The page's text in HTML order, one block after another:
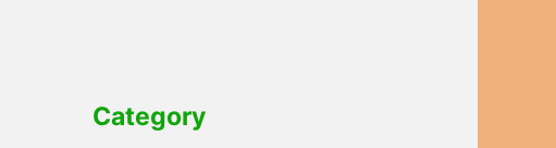
Category